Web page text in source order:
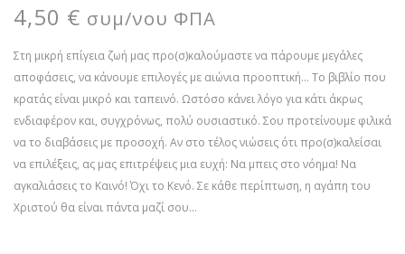
4,50 € συμ/νου ΦΠΑ
Στη μικρή επίγεια ζωή μας προ(σ)καλούμαστε να πάρουμε μεγάλες
αποφάσεις, να κάνουμε επιλογές με αιώνια προοπτική… Το βιβλίο που
κρατάς είναι μικρό και ταπεινό. Ωστόσο κάνει λόγο για κάτι άκρως
ενδιαφέρον και, συγχρόνως, πολύ ουσιαστικό. Σου προτείνουμε φιλικά
να το διαβάσεις με προσοχή. Αν στο τέλος νιώσεις ότι προ(σ)καλείσαι
να επιλέξεις, ας μας επιτρέψεις μια ευχή: Να μπεις στο νόημα! Να
αγκαλιάσεις το Καινό! Όχι το Κενό. Σε κάθε περίπτωση, η αγάπη του
Χριστού θα είναι πάντα μαζί σου…